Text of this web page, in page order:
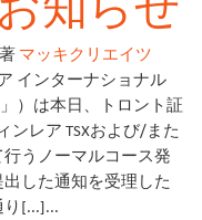
著マッキクリエイツ
インターナショナル
）は本日、トロント証
ンレア TSXおよび/また
うノーマルコース発
した通知を受理した
[...]...